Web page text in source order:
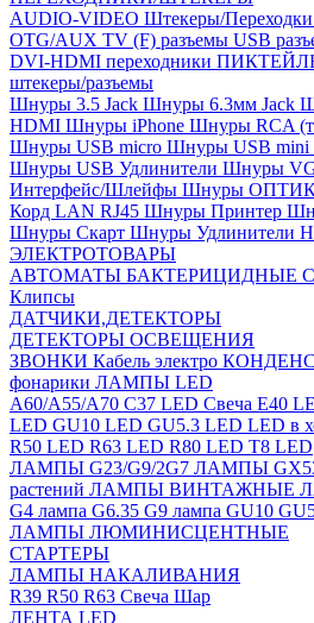
AUDIO-VIDEO Штекеры/Переходки
OTG/AUX TV (F) разъемы USB
DVI-HDMI переходники
штекеры/разъемы
Шнуры 3.5 Jack Шнуры 6.3мм Jack
HDMI Шнуры iPhone Шнуры RCA
Шнуры USB micro Шнуры USB mini
Шнуры USB Удлинители Шнуры
Интерфейс/Шлейфы Шнуры
Корд LAN RJ45 Шнуры Принтер
Шнуры Скарт Шнуры Удлинители
ЭЛЕКТРОТОВАРЫ
АВТОМАТЫ БАКТЕРИЦИДНЫЕ
Клипсы
ДАТЧИКИ,ДЕТЕКТОРЫ
ДЕТЕКТОРЫ ОСВЕЩЕНИЯ
ЗВОНКИ Кабель электро
фонарики ЛАМПЫ LED
A60/A55/A70 C37 LED Свеча E40
LED GU10 LED GU5.3 LED LED в
R50 LED R63 LED R80 LED T8 LED
ЛАМПЫ G23/G9/2G7 ЛАМПЫ
растений ЛАМПЫ ВИНТАЖНЫЕ
G4 лампа G6.35 G9 лампа GU10
ЛАМПЫ ЛЮМИНИСЦЕНТНЫЕ
СТАРТЕРЫ
ЛАМПЫ НАКАЛИВАНИЯ
R39 R50 R63 Свеча Шар
ЛЕНТА LED